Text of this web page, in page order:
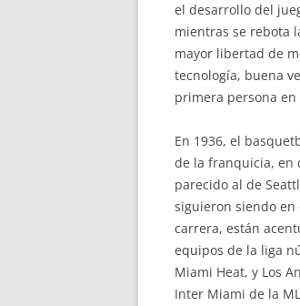
el desarrollo del
mientras se rebota
mayor libertad de
tecnología, buena
primera persona en
En 1936, el
de la franquicia, en
parecido al de
siguieron siendo en
carrera, están
equipos de la liga
Miami Heat, y Los
Inter Miami de la